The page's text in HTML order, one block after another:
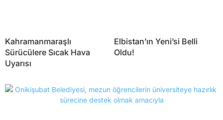
Kahramanmaraşlı
Sürücülere Sıcak Hava
Uyarısı
Elbistan’ın Yeni’si Belli
Oldu!